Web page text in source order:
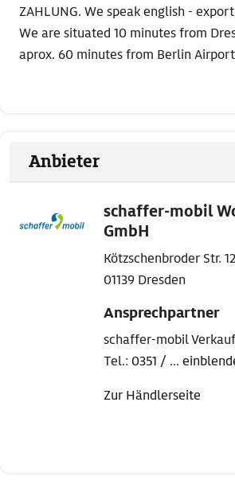
ZAHLUNG. We speak english -
We are situated 10 minutes from
aprox. 60 minutes from Berlin
Anbieter
schaffer-mobil
GmbH
Kötzschenbroder Str.
01139 Dresden
Ansprechpartner
schaffer-mobil
Tel.: 0351 / ...
Zur Händlerseite